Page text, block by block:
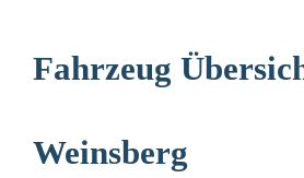
Fahrzeug
Weinsberg